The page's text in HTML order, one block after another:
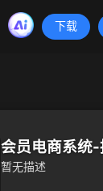
下载
会员电商系统
暂无描述